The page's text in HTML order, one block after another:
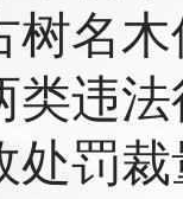
树名
类违
处罚